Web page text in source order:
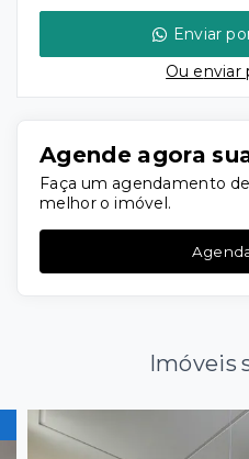
Enviar
Ou enviar
Agende agora
Faça um agendamento
melhor o imóvel.
Imóveis